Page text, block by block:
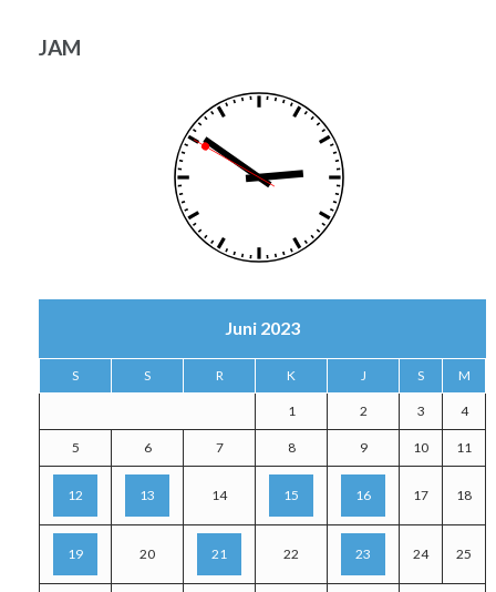
JAM
Juni 2023
S S R K J S M
1 2 3 4
5 6 7 8 9 10 11
12 13 14 15 16 17 18
19 20 21 22 23 24 25